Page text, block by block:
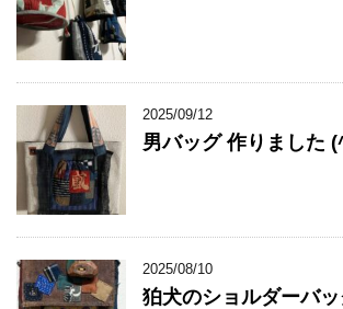
2025/09/12
男バッグ 作りました
2025/08/10
狛犬のショルダーバ